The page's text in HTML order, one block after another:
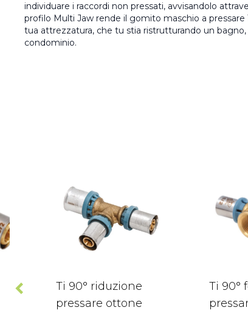
individuare i raccordi non pressati, avvisandolo
profilo Multi Jaw rende il gomito maschio a pressare
tua attrezzatura, che tu stia ristrutturando un
condominio.
Ti 90° riduzione
pressare ottone
Ti 90°